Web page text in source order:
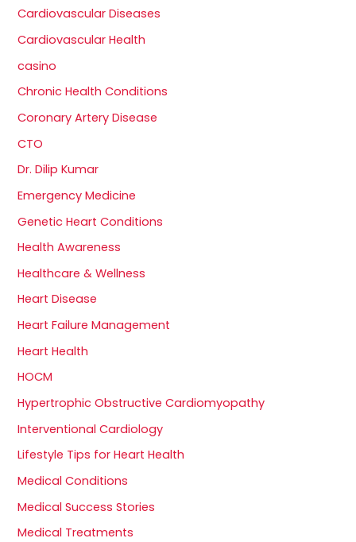
Cardiovascular Diseases
Cardiovascular Health
casino
Chronic Health Conditions
Coronary Artery Disease
CTO
Dr. Dilip Kumar
Emergency Medicine
Genetic Heart Conditions
Health Awareness
Healthcare & Wellness
Heart Disease
Heart Failure Management
Heart Health
HOCM
Hypertrophic Obstructive Cardiomyopathy
Interventional Cardiology
Lifestyle Tips for Heart Health
Medical Conditions
Medical Success Stories
Medical Treatments